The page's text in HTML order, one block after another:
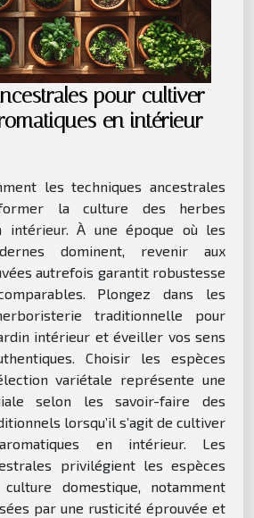
pour cultiver
en intérieur
les techniques ancestrales
la culture des herbes
intérieur. À une époque où les
dominent, revenir aux
autrefois garantit robustesse
Plongez dans les
traditionnelle pour
intérieur et éveiller vos sens
Choisir les espèces
variétale représente une
selon les savoir-faire des
lorsqu’il s’agit de cultiver
en intérieur. Les
privilégient les espèces
domestique, notamment
par une rusticité éprouvée et